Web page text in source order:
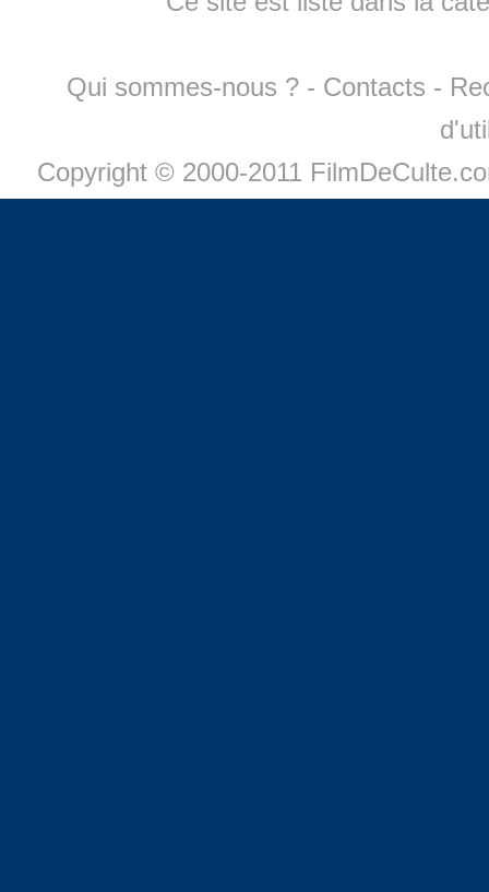
Qui sommes-nous ? - Contacts -
Copyright © 2000-2011